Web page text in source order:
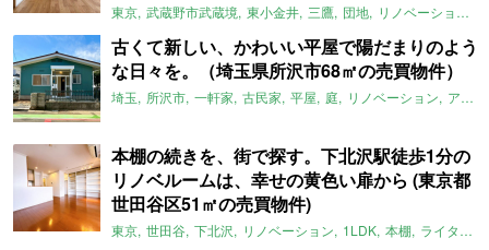
東京 武蔵野市武蔵境 東小金井 三鷹 団地 リノベーション
古くて新しい、かわいい平屋で陽だまりのよう
な日々を。（埼玉県所沢市68㎡の売買物件）
埼玉 所沢市 一軒家 古民家 平屋 庭 リノベーション アメリカンハウス
本棚の続きを、街で探す。下北沢駅徒歩1分の
リノベルームは、幸せの黄色い扉から (東京都
世田谷区51㎡の売買物件)
東京 世田谷 下北沢 リノベーション 1LDK 本棚 ライター：ほしりょうこ